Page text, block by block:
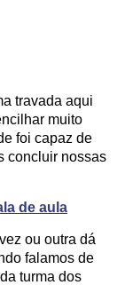
travada aqui
muito
foi capaz de
concluir nossas
de aula
ou outra dá
falamos de
turma dos